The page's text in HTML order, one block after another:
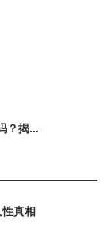
？揭...
真相